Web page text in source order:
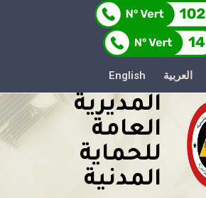
العربية English
المديرية
العامة
للحماية
المدنية